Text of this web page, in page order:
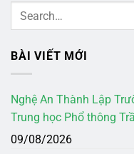
BÀI VIẾT MỚI
Nghệ An Thành Lập
Trung học Phổ thông
09/08/2026